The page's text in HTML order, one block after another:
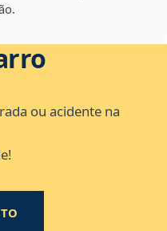
ou acidente na